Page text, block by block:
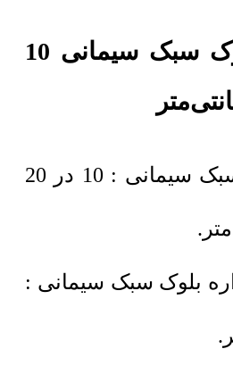
مشخصات بلوک سبک سیمانی 10
ابعاد بلوک سبک سیمانی : 10 در 20
بلوک سبک سیمانی :